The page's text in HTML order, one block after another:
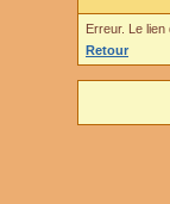
Erreur. Le
Retour